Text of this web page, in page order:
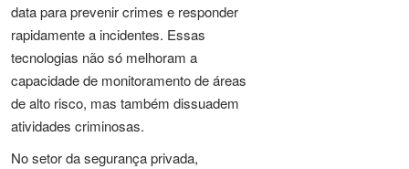
data para prevenir crimes e responder
rapidamente a incidentes. Essas
tecnologias não só melhoram a
capacidade de monitoramento de áreas
de alto risco, mas também dissuadem
atividades criminosas.
No setor da segurança privada,